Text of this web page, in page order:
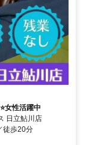
女性活躍中
日立鮎川店
徒歩20分